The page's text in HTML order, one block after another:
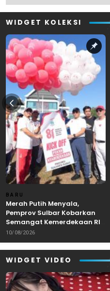
WIDGET KOLEKSI
BARU
Merah Putih Menyala,
Pemprov Sulbar Kobarkan
Semangat Kemerdekaan RI
ke-81 Lewat Kick Off
10/08/2026
WIDGET VIDEO